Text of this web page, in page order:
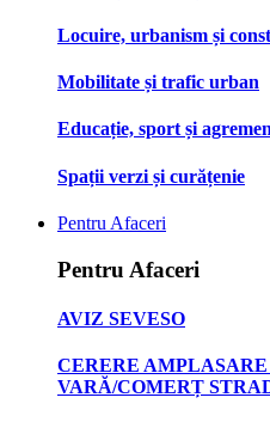
Locuire, urbanism și
Mobilitate și trafic urban
Educație, sport și
Spații verzi și curățenie
Pentru Afaceri
Pentru Afaceri
AVIZ SEVESO
CERERE
VARĂ/COMERȚ